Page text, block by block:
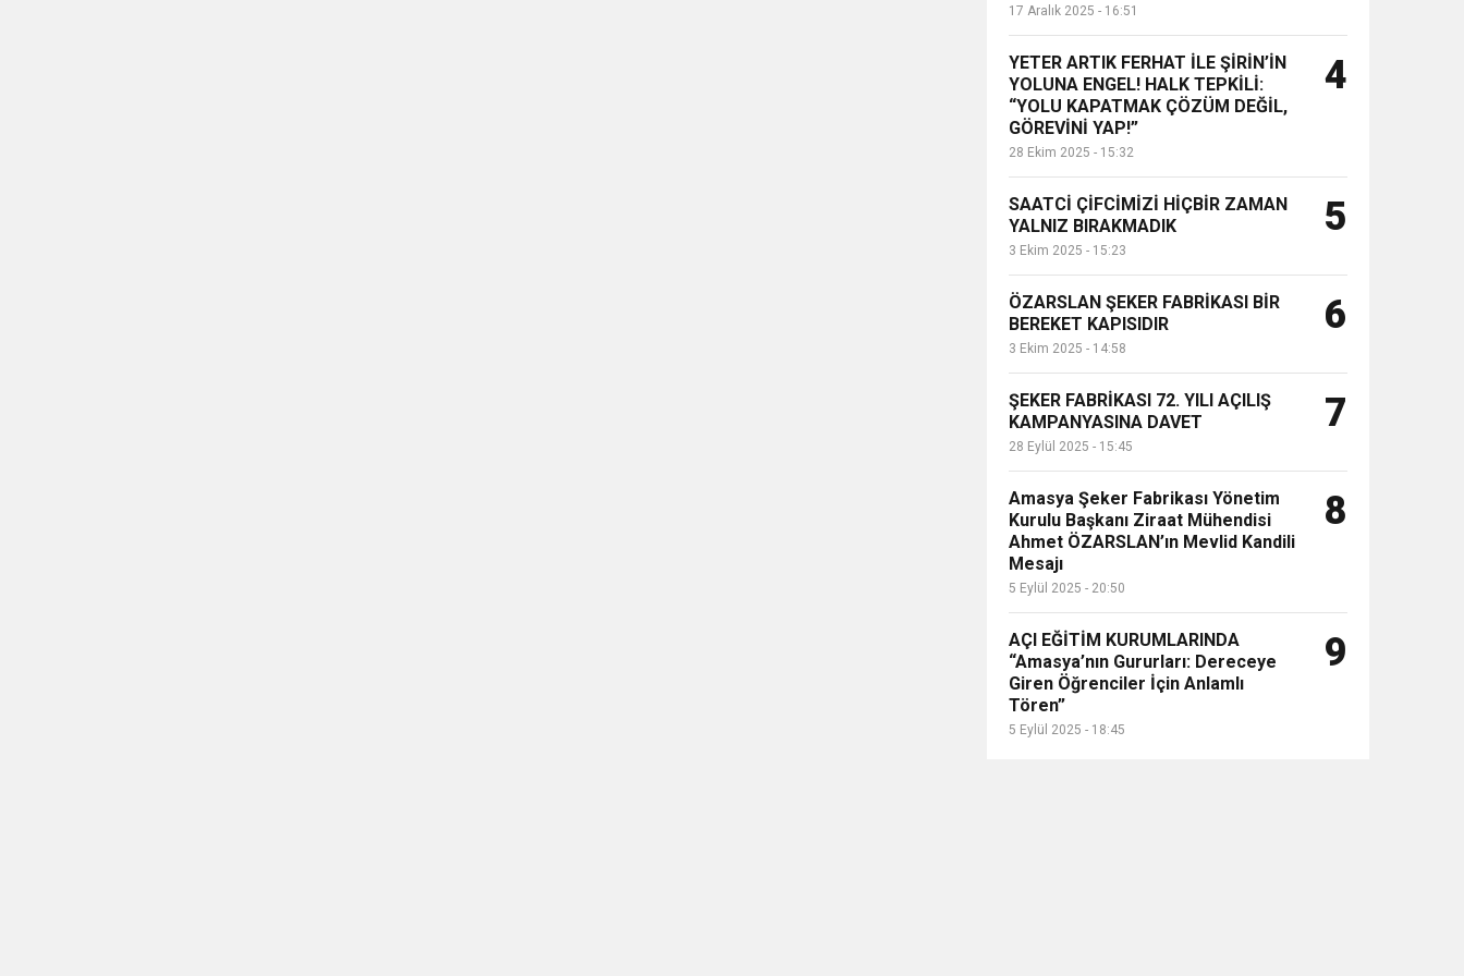
17 Aralık 2025 - 16:51
YETER ARTIK FERHAT İLE ŞİRİN’İN
YOLUNA ENGEL! HALK TEPKİLİ:
“YOLU KAPATMAK ÇÖZÜM DEĞİL,
GÖREVİNİ YAP!”
28 Ekim 2025 - 15:32
4
SAATCİ ÇİFCİMİZİ HİÇBİR ZAMAN
YALNIZ BIRAKMADIK
3 Ekim 2025 - 15:23
5
ÖZARSLAN ŞEKER FABRİKASI BİR
BEREKET KAPISIDIR
3 Ekim 2025 - 14:58
6
ŞEKER FABRİKASI 72. YILI AÇILIŞ
KAMPANYASINA DAVET
28 Eylül 2025 - 15:45
7
Amasya Şeker Fabrikası Yönetim
Kurulu Başkanı Ziraat Mühendisi
Ahmet ÖZARSLAN’ın Mevlid Kandili
Mesajı
5 Eylül 2025 - 20:50
8
AÇI EĞİTİM KURUMLARINDA
“Amasya’nın Gururları: Dereceye
Giren Öğrenciler İçin Anlamlı
Tören”
5 Eylül 2025 - 18:45
9